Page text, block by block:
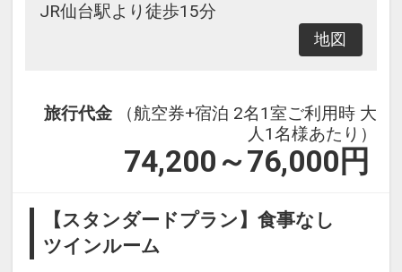
JR仙台駅より徒歩15分
地図
旅行代金
（航空券+宿泊 2名1室ご利用時 大
人1名様あたり）
74,200～76,000 円
【スタンダードプラン】食事なし
ツインルーム